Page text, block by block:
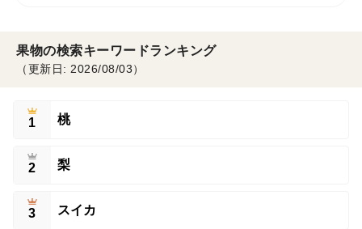
果物の検索キーワードランキング
（更新日: 2026/08/03）
1 桃
2 梨
3 スイカ